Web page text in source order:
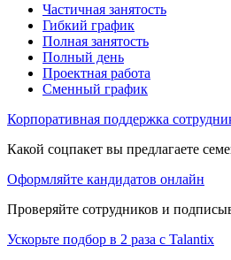
Частичная занятость
Гибкий график
Полная занятость
Полный день
Проектная работа
Сменный график
Корпоративная поддержка
Какой соцпакет вы предлагаете
Оформляйте кандидатов онлайн
Проверяйте сотрудников и
Ускорьте подбор в 2 раза с Talantix